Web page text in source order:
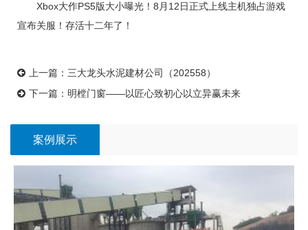
Xbox大作PS5版大小曝光！8月12日正式上线主机独占游戏
宣布关服！存活十二年了！
上一篇： 三大龙头水泥建材公司（202558）
下一篇： 明樘门窗——以匠心致初心以立异赢未来
案例展示